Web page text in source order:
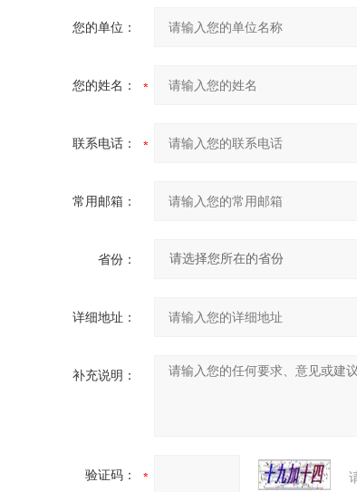
您的单位：
您的姓名：
联系电话：
常用邮箱：
省份：
详细地址：
补充说明：
验证码：